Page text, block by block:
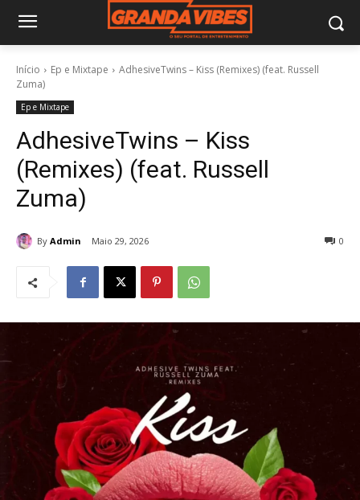
Início Ep e Mixtape
AdhesiveTwins – Kiss (Remixes) (feat. Russell
Zuma)
Ep e Mixtape
AdhesiveTwins – Kiss
(Remixes) (feat. Russell
Zuma)
By Admin Maio 29, 2026 0